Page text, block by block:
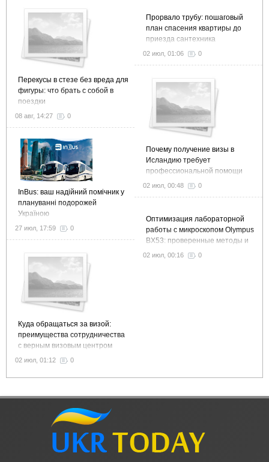
Перекусы в стезе без вреда для
фигуры: что брать с собой в
поездки
08 авг, 14:27 0
InBus: ваш надійний помічник у
плануванні подорожей
Україною
27 июл, 17:59 0
Куда обращаться за визой:
преимущества сотрудничества
с верным визовым центром
02 июл, 01:12 0
Прорвало трубу: пошаговый
план спасения квартиры до
приезда сантехника
02 июл, 01:06 0
Почему получение визы в
Исландию требует
профессиональной помощи
02 июл, 00:48 0
Оптимизация лабораторной
работы с микроскопом Olympus
BX53: проверенные методы и
рекомендации
02 июл, 00:16 0